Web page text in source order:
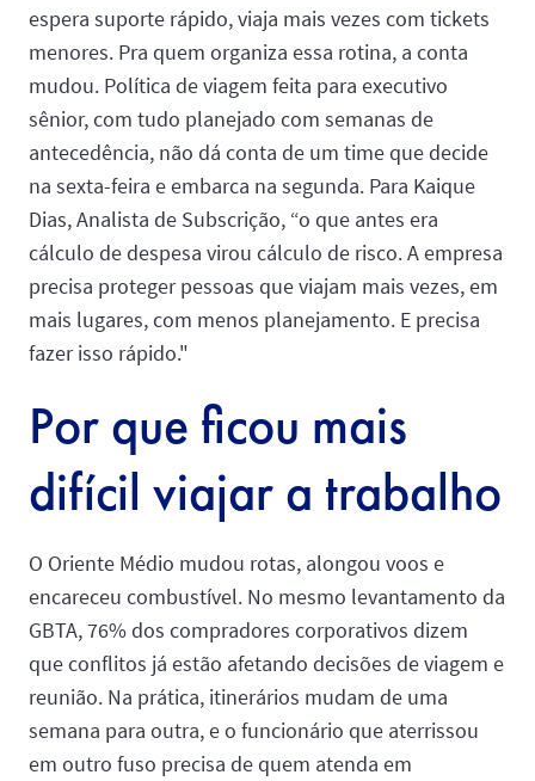
espera suporte rápido, viaja mais vezes com tickets
menores. Pra quem organiza essa rotina, a conta
mudou. Política de viagem feita para executivo
sênior, com tudo planejado com semanas de
antecedência, não dá conta de um time que decide
na sexta-feira e embarca na segunda. Para Kaique
Dias, Analista de Subscrição, “o que antes era
cálculo de despesa virou cálculo de risco. A empresa
precisa proteger pessoas que viajam mais vezes, em
mais lugares, com menos planejamento. E precisa
fazer isso rápido."
Por que ficou mais
difícil viajar a trabalho
O Oriente Médio mudou rotas, alongou voos e
encareceu combustível. No mesmo levantamento da
GBTA, 76% dos compradores corporativos dizem
que conflitos já estão afetando decisões de viagem e
reunião. Na prática, itinerários mudam de uma
semana para outra, e o funcionário que aterrissou
em outro fuso precisa de quem atenda em